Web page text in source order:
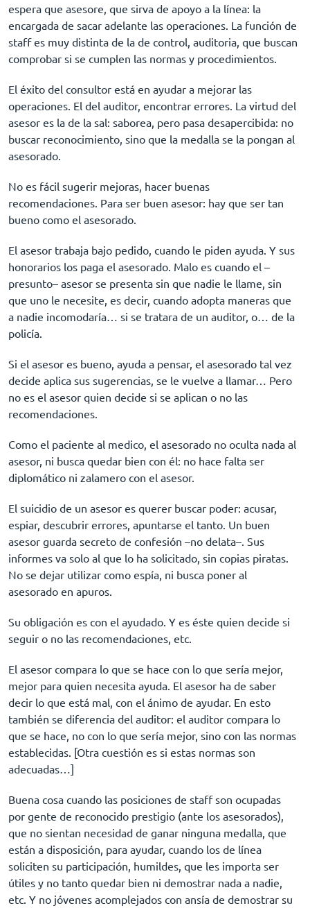
espera que asesore, que sirva de apoyo a la línea: la
encargada de sacar adelante las operaciones. La función de
staff es muy distinta de la de control, auditoria, que buscan
comprobar si se cumplen las normas y procedimientos.
El éxito del consultor está en ayudar a mejorar las
operaciones. El del auditor, encontrar errores. La virtud del
asesor es la de la sal: saborea, pero pasa desapercibida: no
buscar reconocimiento, sino que la medalla se la pongan al
asesorado.
No es fácil sugerir mejoras, hacer buenas
recomendaciones. Para ser buen asesor: hay que ser tan
bueno como el asesorado.
El asesor trabaja bajo pedido, cuando le piden ayuda. Y sus
honorarios los paga el asesorado. Malo es cuando el –
presunto– asesor se presenta sin que nadie le llame, sin
que uno le necesite, es decir, cuando adopta maneras que
a nadie incomodaría… si se tratara de un auditor, o… de la
policía.
Si el asesor es bueno, ayuda a pensar, el asesorado tal vez
decide aplica sus sugerencias, se le vuelve a llamar… Pero
no es el asesor quien decide si se aplican o no las
recomendaciones.
Como el paciente al medico, el asesorado no oculta nada al
asesor, ni busca quedar bien con él: no hace falta ser
diplomático ni zalamero con el asesor.
El suicidio de un asesor es querer buscar poder: acusar,
espiar, descubrir errores, apuntarse el tanto. Un buen
asesor guarda secreto de confesión –no delata–. Sus
informes va solo al que lo ha solicitado, sin copias piratas.
No se dejar utilizar como espía, ni busca poner al
asesorado en apuros.
Su obligación es con el ayudado. Y es éste quien decide si
seguir o no las recomendaciones, etc.
El asesor compara lo que se hace con lo que sería mejor,
mejor para quien necesita ayuda. El asesor ha de saber
decir lo que está mal, con el ánimo de ayudar. En esto
también se diferencia del auditor: el auditor compara lo
que se hace, no con lo que sería mejor, sino con las normas
establecidas. [Otra cuestión es si estas normas son
adecuadas…]
Buena cosa cuando las posiciones de staff son ocupadas
por gente de reconocido prestigio (ante los asesorados),
que no sientan necesidad de ganar ninguna medalla, que
están a disposición, para ayudar, cuando los de línea
soliciten su participación, humildes, que les importa ser
útiles y no tanto quedar bien ni demostrar nada a nadie,
etc. Y no jóvenes acomplejados con ansía de demostrar su